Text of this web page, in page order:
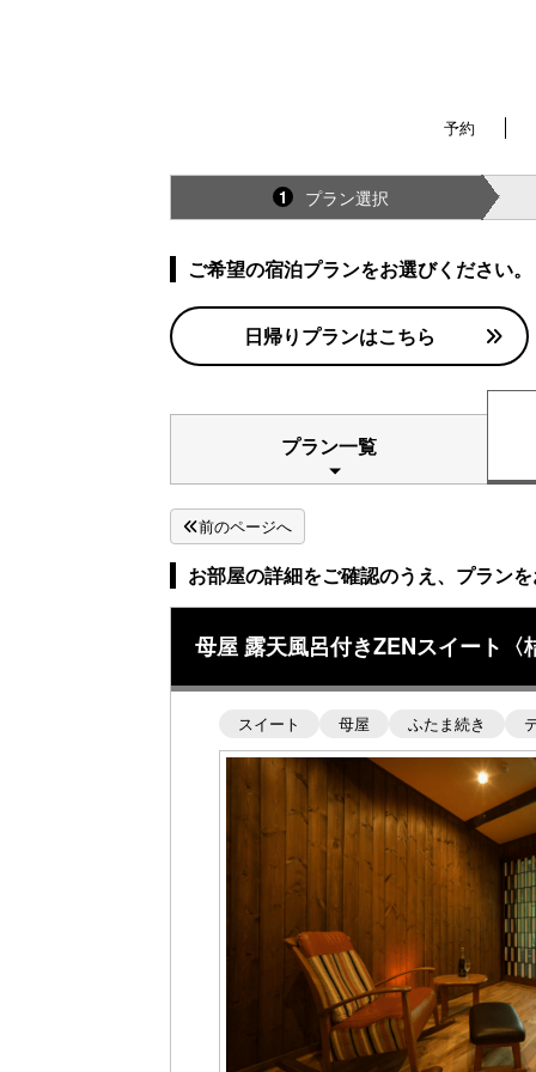
予約
1 プラン選択
ご希望の宿泊プランをお選びください。
日帰りプランはこちら
プラン一覧
前のページへ
お部屋の詳細をご確認のうえ、プラン
母屋 露天風呂付きZENスイート〈
スイート 母屋 ふたま続き